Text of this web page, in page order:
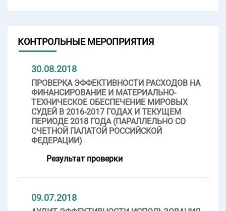
КОНТРОЛЬНЫЕ МЕРОПРИЯТИЯ
30.08.2018
ПРОВЕРКА ЭФФЕКТИВНОСТИ РАСХОДОВ НА
ФИНАНСИРОВАНИЕ И МАТЕРИАЛЬНО-
ТЕХНИЧЕСКОЕ ОБЕСПЕЧЕНИЕ МИРОВЫХ
СУДЕЙ В 2016-2017 ГОДАХ И ТЕКУЩЕМ
ПЕРИОДЕ 2018 ГОДА (ПАРАЛЛЕЛЬНО СО
СЧЕТНОЙ ПАЛАТОЙ РОССИЙСКОЙ
ФЕДЕРАЦИИ)
Результат проверки
09.07.2018